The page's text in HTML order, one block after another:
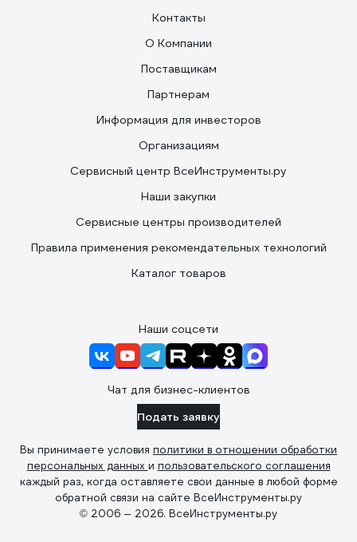
Контакты
О Компании
Поставщикам
Партнерам
Информация для инвесторов
Организациям
Сервисный центр ВсеИнструменты.ру
Наши закупки
Сервисные центры производителей
Правила применения рекомендательных технологий
Каталог товаров
Наши соцсети
Чат для бизнес-клиентов
Подать заявку
Вы принимаете условия политики в отношении обработки
персональных данных и пользовательского соглашения
каждый раз, когда оставляете свои данные в любой форме
обратной связи на сайте ВсеИнструменты.ру
© 2006 — 2026. ВсеИнструменты.ру